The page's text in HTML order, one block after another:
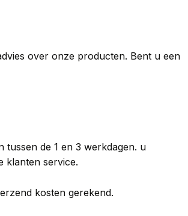
over onze producten. Bent u een
de 1 en 3 werkdagen. u
klanten service.
kosten gerekend.